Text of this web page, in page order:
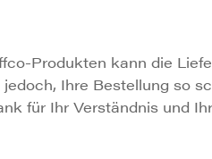
Produkten kann die
Ihre Bestellung so
für Ihr Verständnis und